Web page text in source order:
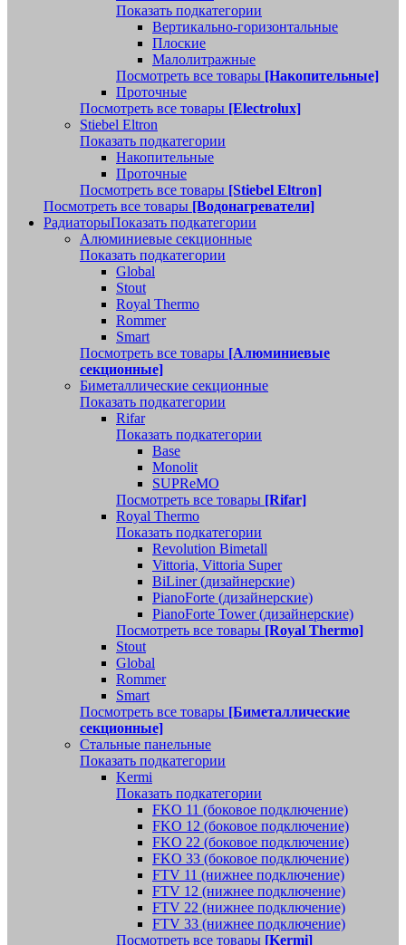
Показать подкатегории
Вертикально-горизонтальные
Плоские
Малолитражные
Посмотреть все товары [Накопительные]
Проточные
Посмотреть все товары [Electrolux]
Stiebel Eltron
Показать подкатегории
Накопительные
Проточные
Посмотреть все товары [Stiebel Eltron]
Посмотреть все товары [Водонагреватели]
РадиаторыПоказать подкатегории
Алюминиевые секционные
Показать подкатегории
Global
Stout
Royal Thermo
Rommer
Smart
Посмотреть все товары [Алюминиевые
секционные]
Биметаллические секционные
Показать подкатегории
Rifar
Показать подкатегории
Base
Monolit
SUPReMO
Посмотреть все товары [Rifar]
Royal Thermo
Показать подкатегории
Revolution Bimetall
Vittoria, Vittoria Super
BiLiner (дизайнерские)
PianoForte (дизайнерские)
PianoForte Tower (дизайнерские)
Посмотреть все товары [Royal Thermo]
Stout
Global
Rommer
Smart
Посмотреть все товары [Биметаллические
секционные]
Стальные панельные
Показать подкатегории
Kermi
Показать подкатегории
FKO 11 (боковое подключение)
FKO 12 (боковое подключение)
FKO 22 (боковое подключение)
FKO 33 (боковое подключение)
FTV 11 (нижнее подключение)
FTV 12 (нижнее подключение)
FTV 22 (нижнее подключение)
FTV 33 (нижнее подключение)
Посмотреть все товары [Kermi]